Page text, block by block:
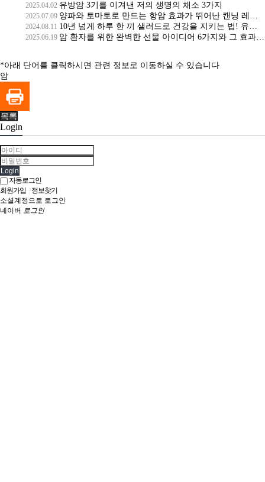
2025.04.02 유방암 3기를 이겨낸 저의 생명의 채소 3가지
2025.07.09 양파와 토마토로 만드는 항암 효과가 뛰어난 캔닝 레시피와 활용법
2024.08.11 10년 넘게 하루 한 끼 샐러드로 건강을 지키는 법! 유방암 3기 극복자의 아침 샐러드 레시피 공개!
2025.06.19 암 환자를 위한 완벽한 선물 아이디어 6가지와 그 효과는 무엇일까?
*아래 단어를 클릭하시면 관련 정보로 이동하실 수 있습니다
암
목록
Login
Login
자동로그인
회원가입
정보찾기
소셜계정으로 로그인
네이버 로그인